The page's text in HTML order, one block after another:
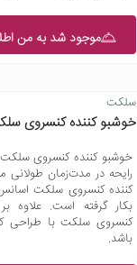
موجود شد به من
سلکت
خوشبو کننده کنسروی
خوشبو کننده کنسروی
رایحه در مدت‌زمان
کننده کنسروی سلکت
بکار گرفته است. علاوه
کنسروی سلکت با طراحی
باشد.